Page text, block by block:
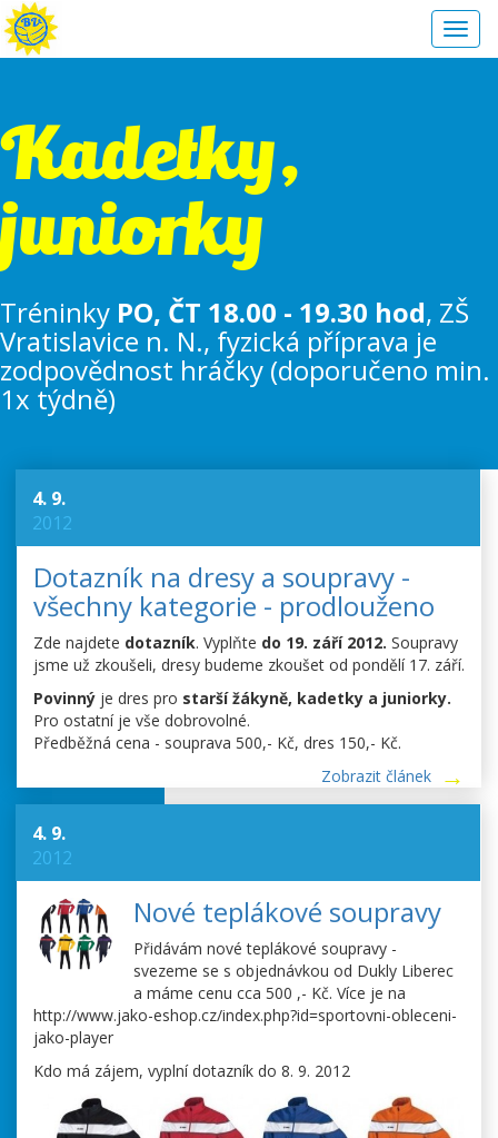
Kadetky,
juniorky
Tréninky PO, ČT 18.00 - 19.30 hod, ZŠ
Vratislavice n. N., fyzická příprava je
zodpovědnost hráčky (doporučeno min.
1x týdně)
4. 9.
2012
Dotazník na dresy a soupravy -
všechny kategorie - prodlouženo
Zde najdete dotazník. Vyplňte do 19. září 2012. Soupravy
jsme už zkoušeli, dresy budeme zkoušet od pondělí 17. září.
Povinný je dres pro starší žákyně, kadetky a juniorky.
Pro ostatní je vše dobrovolné.
Předběžná cena - souprava 500,- Kč, dres 150,- Kč.
Zobrazit článek
4. 9.
2012
Nové teplákové soupravy
Přidávám nové teplákové soupravy -
svezeme se s objednávkou od Dukly Liberec
a máme cenu cca 500 ,- Kč. Více je na
http://www.jako-eshop.cz/index.php?id=sportovni-obleceni-
jako-player
Kdo má zájem, vyplní dotazník do 8. 9. 2012